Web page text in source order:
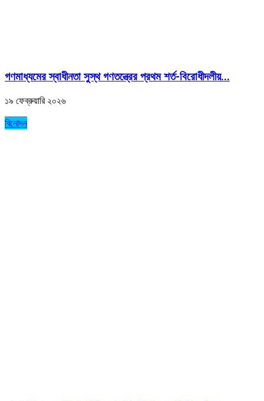
গণমাধ্যমের স্বাধীনতা সুস্থ গণতন্ত্রের প্রথম শর্ত-বিরোধীদলীয়...
১৯ ফেব্রুয়ারি ২০২৬
বিনোদন